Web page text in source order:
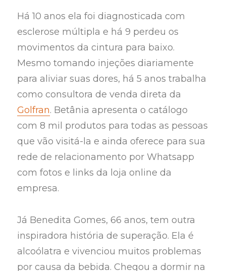
Há 10 anos ela foi diagnosticada com
esclerose múltipla e há 9 perdeu os
movimentos da cintura para baixo.
Mesmo tomando injeções diariamente
para aliviar suas dores, há 5 anos trabalha
como consultora de venda direta da
Golfran. Betânia apresenta o catálogo
com 8 mil produtos para todas as pessoas
que vão visitá-la e ainda oferece para sua
rede de relacionamento por Whatsapp
com fotos e links da loja online da
empresa.
Já Benedita Gomes, 66 anos, tem outra
inspiradora história de superação. Ela é
alcoólatra e vivenciou muitos problemas
por causa da bebida. Chegou a dormir na